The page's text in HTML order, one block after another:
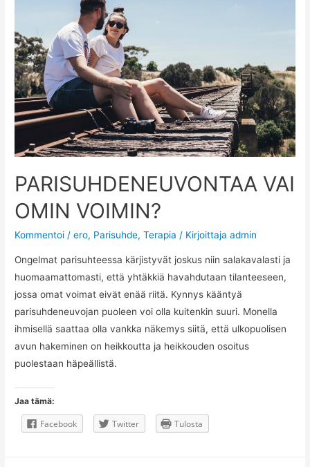
PARISUHDENEUVONTAA VAI
OMIN VOIMIN?
Kommentoi /ero, Parisuhde,Terapia / Kirjoittajaadmin
Ongelmat parisuhteessa kärjistyvät joskus niin salakavalasti ja
huomaamattomasti, että yhtäkkiä havahdutaan tilanteeseen,
jossa omat voimat eivät enää riitä. Kynnys kääntyä
parisuhdeneuvojan puoleen voi olla kuitenkin suuri. Monella
ihmisellä saattaa olla vankka näkemys siitä, että ulkopuolisen
avun hakeminen on heikkoutta ja heikkouden osoitus
puolestaan häpeällistä.
Jaa tämä:
Facebook Twitter Tulosta